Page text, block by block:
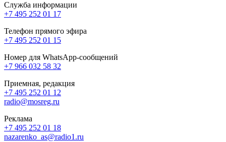
Служба информации
+7 495 252 01 17
Телефон прямого эфира
+7 495 252 01 15
Номер для WhatsApp-сообщений
+7 966 032 58 32
Приемная, редакция
+7 495 252 01 12
radio@mosreg.ru
Реклама
+7 495 252 01 18
nazarenko_as@radio1.ru